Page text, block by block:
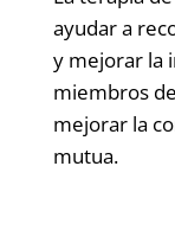
ayudar a
y mejorar la
miembros
mejorar la
mutua.